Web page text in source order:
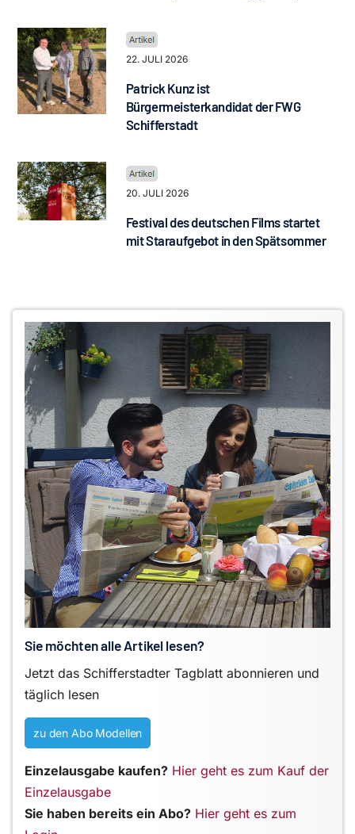
22. JULI 2026
Patrick Kunz ist
Bürgermeisterkandidat der FWG
Schifferstadt
20. JULI 2026
Festival des deutschen Films startet
mit Staraufgebot in den Spätsommer
Sie möchten alle Artikel lesen?
Jetzt das Schifferstadter Tagblatt abonnieren und
täglich lesen
zu den Abo Modellen
Einzelausgabe kaufen? Hier geht es zum Kauf der
Einzelausgabe
Sie haben bereits ein Abo? Hier geht es zum